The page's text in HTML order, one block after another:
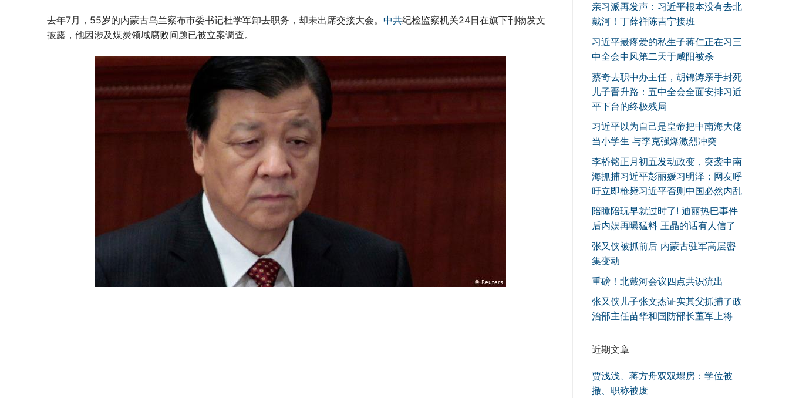
去年7月，55岁的内蒙古乌兰察布市委书记杜学军卸去职务，却未出席交接大会。 中共纪检监察机关24日在旗下刊物发文
披露，他因涉及煤炭领域腐败问题已被立案调查。
亲习派再发声：习近平根本没有去北
戴河！丁薛祥陈吉宁接班
习近平最疼爱的私生子蒋仁正在习三
中全会中风第二天于咸阳被杀
蔡奇去职中办主任，胡锦涛亲手封死
儿子晋升路：五中全会全面安排习近
平下台的终极残局
习近平以为自己是皇帝把中南海大佬
当小学生 与李克强爆激烈冲突
李桥铭正月初五发动政变，突袭中南
海抓捕习近平彭丽媛习明泽；网友呼
吁立即枪毙习近平否则中国必然内乱
陪睡陪玩早就过时了! 迪丽热巴事件
后内娱再曝猛料 王晶的话有人信了
张又侠被抓前后 内蒙古驻军高层密
集变动
重磅！北戴河会议四点共识流出
张又侠儿子张文杰证实其父抓捕了政
治部主任苗华和国防部长董军上将
近期文章
贾浅浅、蒋方舟双双塌房：学位被
撤、职称被废